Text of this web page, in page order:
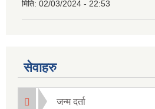
मिति: 02/03/2024 - 22:53
सेवाहरु
जन्म दर्ता